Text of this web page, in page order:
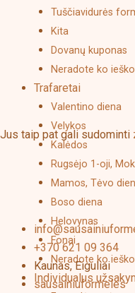
Tuščiavidurės
Kita
Dovanų kuponas
Neradote ko
Trafaretai
Valentino diena
Velykos
Kalėdos
Rugsėjo 1-oji,
Mamos, Tėvo
Boso diena
Helovynas
Fonai
Neradote ko
Individualus
Jus taip pat gali sudominti
+370 621 09 364
Kaunas, Eiguliai
sausainiuformeles